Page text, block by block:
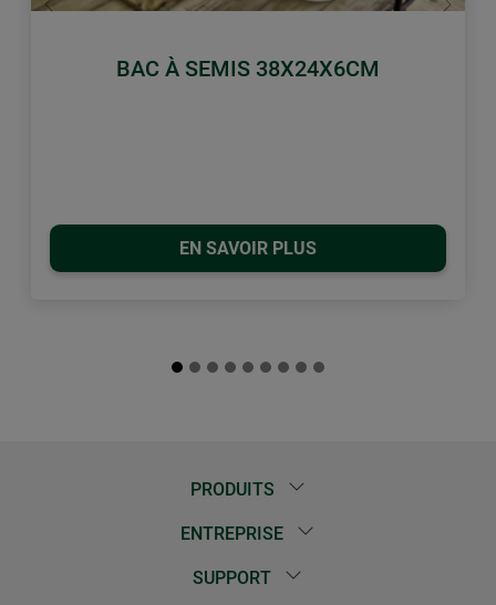
BAC À SEMIS 38X24X6CM
EN SAVOIR PLUS
retour
PRODUITS
ENTREPRISE
SUPPORT